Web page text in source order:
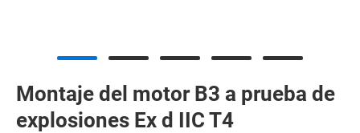
Montaje del motor B3 a prueba de
explosiones Ex d IIC T4